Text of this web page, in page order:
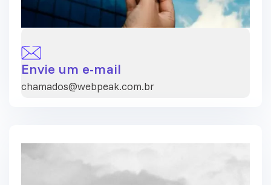
Envie um e-mail
chamados@webpeak.com.br